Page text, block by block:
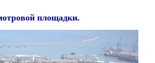
площадки.